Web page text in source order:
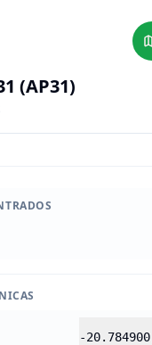
(AP31)
-20.784900